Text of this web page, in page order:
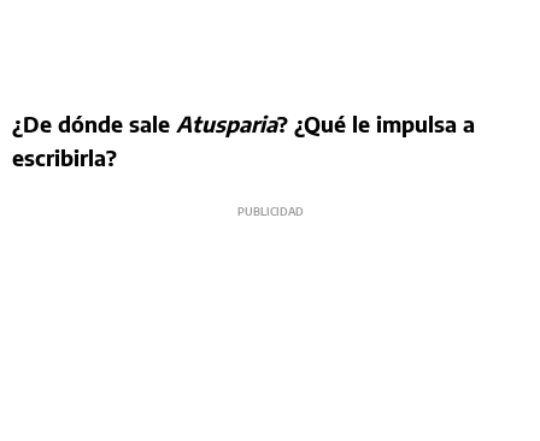
¿De dónde sale Atusparia? ¿Qué le impulsa a
escribirla?